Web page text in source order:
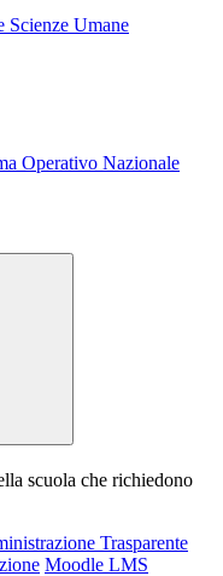
Scienze Umane
Operativo Nazionale
scuola che richiedono
Trasparente
Moodle LMS